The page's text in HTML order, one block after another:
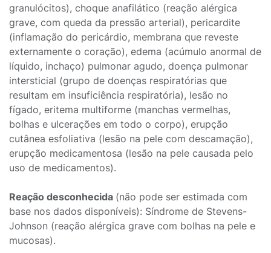
granulócitos), choque anafilático (reação alérgica
grave, com queda da pressão arterial), pericardite
(inflamação do pericárdio, membrana que reveste
externamente o coração), edema (acúmulo anormal de
líquido, inchaço) pulmonar agudo, doença pulmonar
intersticial (grupo de doenças respiratórias que
resultam em insuficiência respiratória), lesão no
fígado, eritema multiforme (manchas vermelhas,
bolhas e ulcerações em todo o corpo), erupção
cutânea esfoliativa (lesão na pele com descamação),
erupção medicamentosa (lesão na pele causada pelo
uso de medicamentos).
Reação desconhecida (não pode ser estimada com
base nos dados disponíveis): Síndrome de Stevens-
Johnson (reação alérgica grave com bolhas na pele e
mucosas).